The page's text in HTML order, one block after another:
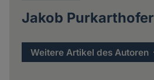
Jakob Purkarthofer
Weitere Artikel des Autoren